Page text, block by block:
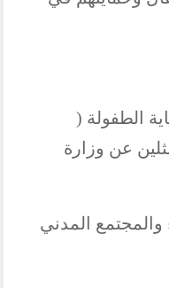
الطفولة (
عن وزارة
والمجتمع المدني